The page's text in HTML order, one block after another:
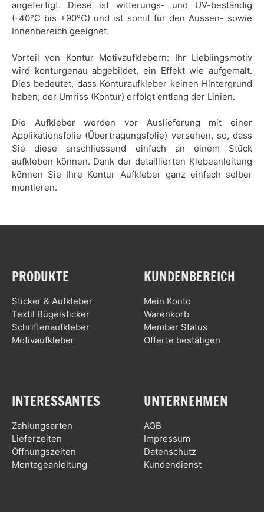
angefertigt. Diese ist witterungs- und UV-beständig
(-40°C bis +90°C) und ist somit für den Aussen- sowie
Innenbereich geeignet.
Vorteil von Kontur Motivaufklebern: Ihr Lieblingsmotiv
wird konturgenau abgebildet, ein Effekt wie aufgemalt.
Dies bedeutet, dass Konturaufkleber keinen Hintergrund
haben; der Umriss (Kontur) erfolgt entlang der Linien.
Die Aufkleber werden vor Auslieferung mit einer
Applikationsfolie (Übertragungsfolie) versehen, so, dass
Sie diese anschliessend einfach an einem Stück
aufkleben können. Dank der detaillierten Klebeanleitung
können Sie Ihre Kontur Aufkleber ganz einfach selber
montieren.
PRODUKTE
Sticker & Aufkleber
Textil Bügelsticker
Schriftenaufkleber
Motivaufkleber
KUNDENBEREICH
Mein Konto
Warenkorb
Member Status
Offerte bestätigen
INTERESSANTES
Zahlungsarten
Lieferzeiten
Öffnungszeiten
Montageanleitung
UNTERNEHMEN
AGB
Impressum
Datenschutz
Kundendienst